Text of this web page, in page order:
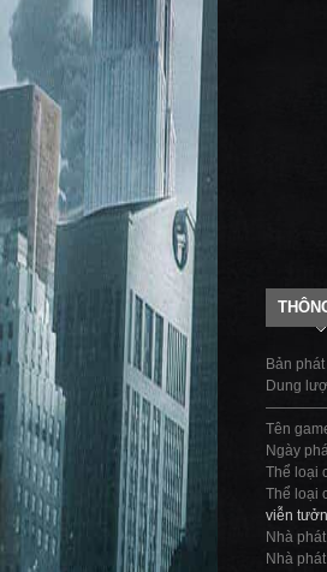
Bản
Dung
Tên
Ngày
Thể loại
Thể loại
viễn
Nhà
Nhà